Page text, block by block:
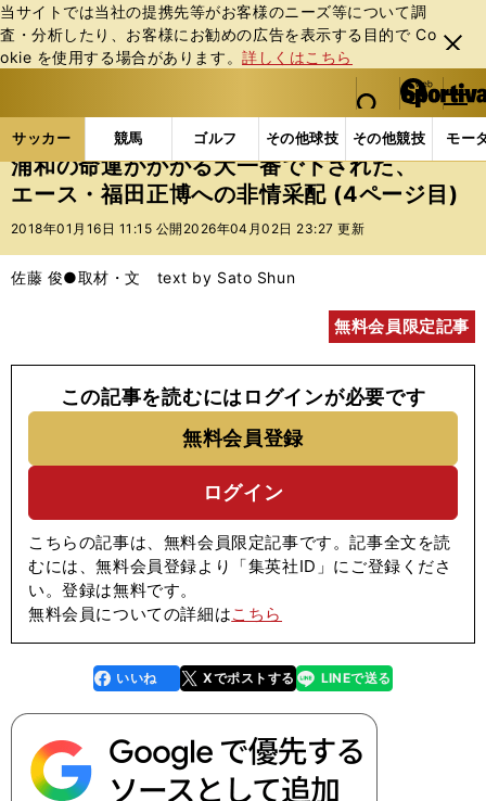
当サイトでは当社の提携先等がお客様のニーズ等について調
査・分析したり、お客様にお勧めの広告を表⽰する⽬的で Co
okie を使⽤する場合があります。詳しくはこちら
閉じ
る
web Sportiva (webスポルティーバ)
検索
マイペ
ー
ジ
メニュ
サッカー 競馬 ゴルフ その他球技 その他競技 モー
ス
ポ
ル
バ
サッカーの記事一覧 Jリーグ他 Jリーグ 浦和の
浦和の命運がかかる大一番で下された、
エース・福田正博への非情采配 (4ページ目)
2018年01月16日 11:15 公開 2026年04月02日 23:27 更新
佐藤 俊●取材・文 text by Sato Shun
無料会員限定記事
この記事を読むにはログインが必要です
無料会員登録
ログイン
こちらの記事は、無料会員限定記事です。記事全文を読
むには、無料会員登録より「集英社ID」にご登録くださ
い。登録は無料です。
無料会員についての詳細はこちら
faceboo
k
いいね Xでポストする
line LINEで送る